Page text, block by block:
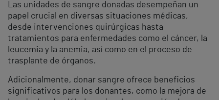
Las unidades de sangre donadas desempeñan un
papel crucial en diversas situaciones médicas,
desde intervenciones quirúrgicas hasta
tratamientos para enfermedades como el cáncer, la
leucemia y la anemia, así como en el proceso de
trasplante de órganos.
Adicionalmente, donar sangre ofrece beneficios
significativos para los donantes, como la mejora de